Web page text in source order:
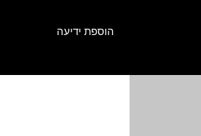
הוספת ידיעה